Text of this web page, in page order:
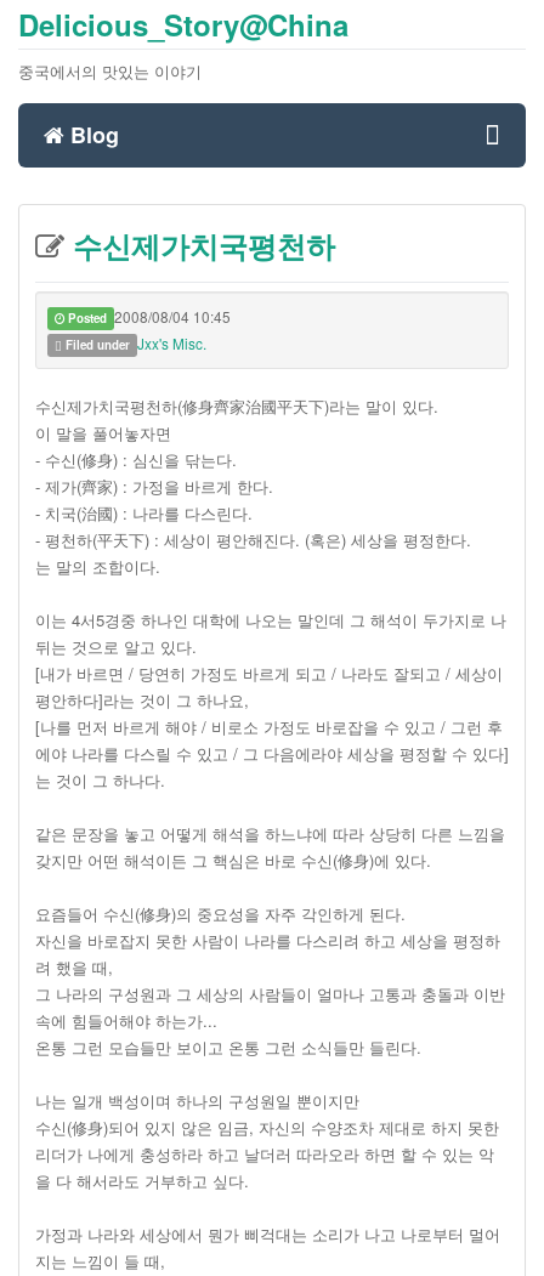
Delicious_Story@China
중국에서의 맛있는 이야기
Blog
수신제가치국평천하
Posted 2008/08/04 10:45
Filed under Jxx's Misc.
수신제가치국평천하(修身齊家治國平天下)라는 말이 있다.
이 말을 풀어놓자면
- 수신(修身) : 심신을 닦는다.
- 제가(齊家) : 가정을 바르게 한다.
- 치국(治國) : 나라를 다스린다.
- 평천하(平天下) : 세상이 평안해진다. (혹은) 세상을 평정한다.
는 말의 조합이다.
이는 4서5경중 하나인 대학에 나오는 말인데 그 해석이 두가지로 나
뒤는 것으로 알고 있다.
[내가 바르면 / 당연히 가정도 바르게 되고 / 나라도 잘되고 / 세상이
평안하다]라는 것이 그 하나요,
[나를 먼저 바르게 해야 / 비로소 가정도 바로잡을 수 있고 / 그런 후
에야 나라를 다스릴 수 있고 / 그 다음에라야 세상을 평정할 수 있다]
는 것이 그 하나다.
같은 문장을 놓고 어떻게 해석을 하느냐에 따라 상당히 다른 느낌을
갖지만 어떤 해석이든 그 핵심은 바로 수신(修身)에 있다.
요즘들어 수신(修身)의 중요성을 자주 각인하게 된다.
자신을 바로잡지 못한 사람이 나라를 다스리려 하고 세상을 평정하
려 했을 때,
그 나라의 구성원과 그 세상의 사람들이 얼마나 고통과 충돌과 이반
속에 힘들어해야 하는가...
온통 그런 모습들만 보이고 온통 그런 소식들만 들린다.
나는 일개 백성이며 하나의 구성원일 뿐이지만
수신(修身)되어 있지 않은 임금, 자신의 수양조차 제대로 하지 못한
리더가 나에게 충성하라 하고 날더러 따라오라 하면 할 수 있는 악
을 다 해서라도 거부하고 싶다.
가정과 나라와 세상에서 뭔가 삐걱대는 소리가 나고 나로부터 멀어
지는 느낌이 들 때,